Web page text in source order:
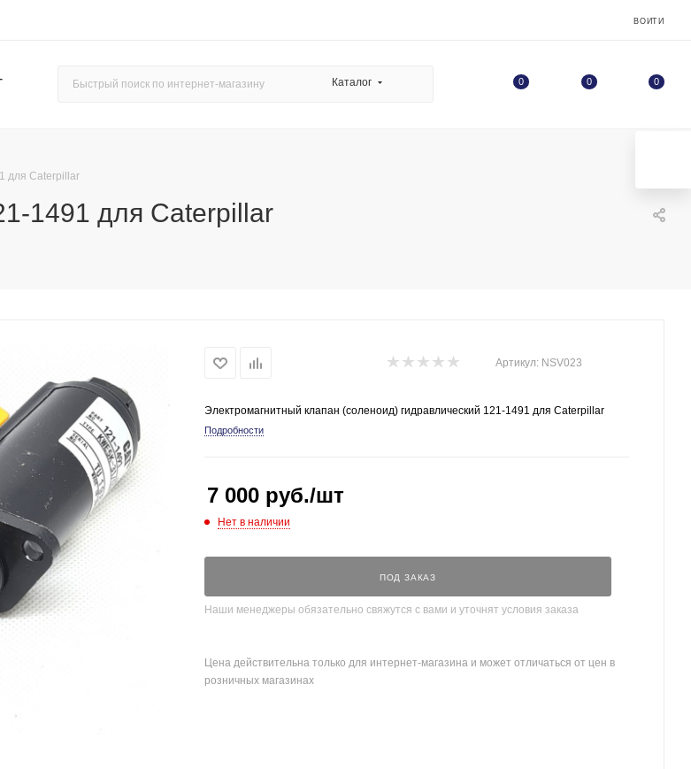
ВОЙТИ
Каталог 0 0 0
для Caterpillar
1491 для Caterpillar
Артикул: NSV023
Электромагнитный клапан (соленоид) гидравлический 121-1491 для Caterpillar
Подробности
7 000 руб./шт
Нет в наличии
ПОД ЗАКАЗ
Наши менеджеры обязательно свяжутся с вами и уточнят условия заказа
Цена действительна только для интернет-магазина и может отличаться от цен в
розничных магазинах